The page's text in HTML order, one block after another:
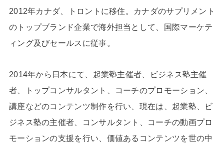
2012年カナダ、トロントに移住。カナダのサプリメント
のトップブランド企業で海外担当として、国際マーケテ
ィング及びセールスに従事。
2014年から日本にて、起業塾主催者、ビジネス塾主催
者、トップコンサルタント、コーチのプロモーション、
講座などのコンテンツ制作を行い、 現在は、起業塾、ビ
ジネス塾の主催者、コンサルタント、コーチの動画プロ
モーションの支援を行い、価値あるコンテンツを世の中